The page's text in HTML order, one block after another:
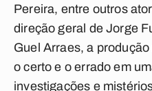
Pereira, entre outros
direção geral de Jorge
Guel Arraes, a
o certo e o errado em
investigações e